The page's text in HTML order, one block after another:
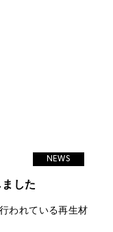
NEWS
した
われている再生材